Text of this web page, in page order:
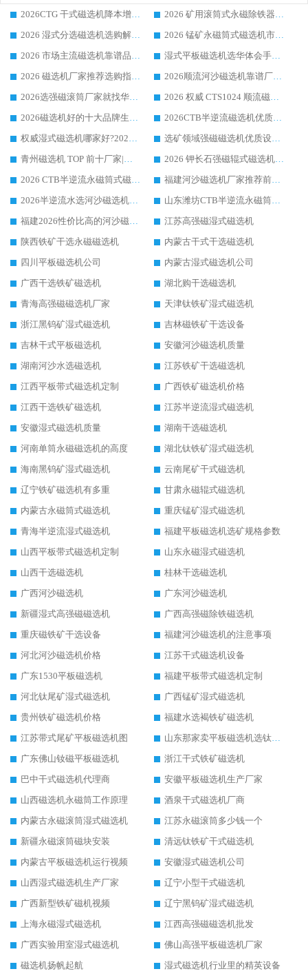
2026CTG 干式磁选机降本增效选购指南 选矿行业口碑稳定专业生产强者盘点
2026 矿用滚筒式永磁除铁器厂家榜单 行业实力派源头厂商选购干货指南
2026 湿式分选磁选机选购解析，华体会手机网页版-华体会(中国) 设备综合实力详解
2026 锰矿永磁筒式磁选机市场主流客户推荐生产厂家口碑精选
2026 市场主流磁选机靠谱品牌推荐 案例厂家华体会手机网页版-华体会(中国) 大众倾心之选
湿式平板磁选机选华体会手机网页版-华体会(中国) _2026靠谱厂家收获各地客户良好评价
2026 磁选机厂家推荐选购指南，实地走访参考华体会手机网页版-华体会(中国) 合作口碑表现
2026顺流河沙磁选机靠谱厂家推荐 华体会手机网页版-华体会(中国) 实力口碑精选
2026选强磁滚筒厂家就找华体会手机网页版-华体会(中国) _口碑过硬用料扎实_性价比优势突出
2026 权威 CTS1024 顺流磁选机精选生产厂家优质设备推荐
2026磁选机好的十大品牌生产厂家排名|华体会手机网页版-华体会(中国) 凭实力入磅
2026CTB半逆流磁选机优质厂家推荐：华体会手机网页版-华体会(中国) ，行业标杆生产厂家
权威湿式磁选机哪家好?2026 实测榜单出炉，潍坊华体会手机网页版-华体会(中国) 大厂实力领跑
选矿领域强磁磁选机优质设备推荐榜 TOP1：潍坊华体会手机网页版-华体会(中国) 凭实力出圈
青州磁选机 TOP 前十厂家|靠谱品牌怎么选?潍坊华体会手机网页版-华体会(中国) 实力出圈
2026 钾长石强磁辊式磁选机靠谱厂家 TOP 榜：潍坊华体会手机网页版-华体会(中国) 凭硬核实力领跑行业
2026 CTB半逆流永磁筒式磁选机厂家如何选择，选华体会手机网页版-华体会(中国) 原因，硬核实测不踩坑指南
福建河沙磁选机厂家推荐前三，华体会手机网页版-华体会(中国) 磁选机解锁资源利用新路径
2026半逆流水选河沙磁选机生产厂家：解锁河沙分选高效新路径
山东潍坊CTB半逆流永磁筒式河沙磁选机生产厂家如何高效除铁提纯
福建2026性价比高的河沙磁选机生产厂家工作原理(通俗 + 专业双版，适配产品文案/介绍使用)
江苏高强磁湿式磁选机
陕西铁矿干选永磁磁选机
内蒙古干式干选磁选机
四川平板磁选机公司
内蒙古湿式磁选机公司
广西干选铁矿磁选机
湖北购干选磁选机
青海高强磁磁选机厂家
天津钛铁矿湿式磁选机
浙江黑钨矿湿式磁选机
吉林磁铁矿干选设备
吉林干式平板磁选机
安徽河沙磁选机质量
湖南河沙水选磁选机
江苏铁矿干选磁选机
江西平板带式磁选机定制
广西铁矿磁选机价格
江西干选铁矿磁选机
江苏半逆流湿式磁选机
安徽湿式磁选机质量
湖南干选磁选机
河南单筒永磁磁选机的高度
湖北钛铁矿湿式磁选机
海南黑钨矿湿式磁选机
云南尾矿干式磁选机
辽宁铁矿磁选机有多重
甘肃永磁辊式磁选机
内蒙古永磁筒式磁选机
重庆锰矿湿式磁选机
青海半逆流湿式磁选机
福建平板磁选机选矿规格参数
山西平板带式磁选机定制
山东永磁湿式磁选机
山西干选磁选机
桂林干选磁选机
广西河沙磁选机
广东河沙磁选机
新疆湿式高强磁磁选机
广西高强磁除铁磁选机
重庆磁铁矿干选设备
福建河沙磁选机的注意事项
河北河沙磁选机价格
江苏干式磁选机设备
广东1530平板磁选机
福建平板带式磁选机定制
河北钛尾矿湿式磁选机
广西锰矿湿式磁选机
贵州铁矿磁选机价格
福建水选褐铁矿磁选机
江苏带式尾矿平板磁选机图
山东那家卖平板磁选机选钛矿用
广东佛山钕磁平板磁选机
浙江干式铁矿磁选机
巴中干式磁选机代理商
安徽平板磁选机生产厂家
山西磁选机永磁筒工作原理
酒泉干式磁选机厂商
内蒙古永磁滚筒湿式磁选机
江苏永磁滚筒多少钱一个
新疆永磁滚筒磁块安装
清远钛铁矿干式磁选机
内蒙古平板磁选机运行视频
安徽湿式磁选机公司
山西湿式磁选机生产厂家
辽宁小型干式磁选机
广西新型铁矿磁机视频
辽宁黑钨矿湿式磁选机
上海永磁湿式磁选机
江西高强磁磁选机批发
广西实验用室湿式磁选机
佛山高强平板磁选机厂家
磁选机扬帆起航
湿式磁选机行业里的精英设备